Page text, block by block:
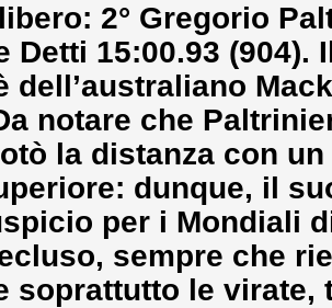
2° Gregorio
Detti 15:00.93 (904).
dell’australiano
notare che
la distanza con
dunque, il
per i Mondiali
sempre che
soprattutto le virate,